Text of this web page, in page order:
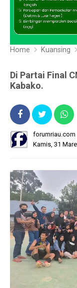
Home Kuansing
Di Partai Final
Kabako.
forumriau.com
Kamis, 31